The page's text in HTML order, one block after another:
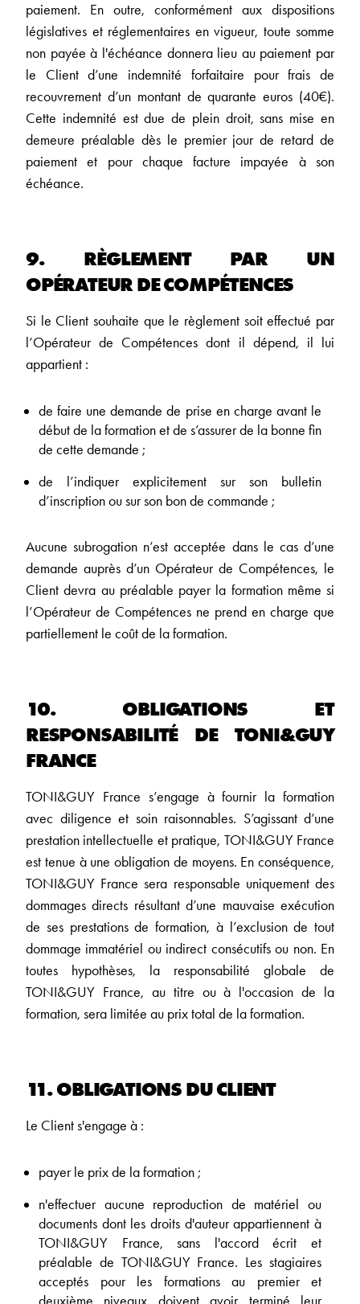
paiement. En outre, conformément aux dispositions
législatives et réglementaires en vigueur, toute somme
non payée à l'échéance donnera lieu au paiement par
le Client d’une indemnité forfaitaire pour frais de
recouvrement d’un montant de quarante euros (40€).
Cette indemnité est due de plein droit, sans mise en
demeure préalable dès le premier jour de retard de
paiement et pour chaque facture impayée à son
échéance.
9. RÈGLEMENT PAR UN
OPÉRATEUR DE COMPÉTENCES
Si le Client souhaite que le règlement soit effectué par
l’Opérateur de Compétences dont il dépend, il lui
appartient :
de faire une demande de prise en charge avant le
début de la formation et de s’assurer de la bonne fin
de cette demande ;
de l’indiquer explicitement sur son bulletin
d’inscription ou sur son bon de commande ;
Aucune subrogation n’est acceptée dans le cas d’une
demande auprès d’un Opérateur de Compétences, le
Client devra au préalable payer la formation même si
l’Opérateur de Compétences ne prend en charge que
partiellement le coût de la formation.
10. OBLIGATIONS ET
RESPONSABILITÉ DE TONI&GUY
FRANCE
TONI&GUY France s’engage à fournir la formation
avec diligence et soin raisonnables. S’agissant d’une
prestation intellectuelle et pratique, TONI&GUY France
est tenue à une obligation de moyens. En conséquence,
TONI&GUY France sera responsable uniquement des
dommages directs résultant d’une mauvaise exécution
de ses prestations de formation, à l’exclusion de tout
dommage immatériel ou indirect consécutifs ou non. En
toutes hypothèses, la responsabilité globale de
TONI&GUY France, au titre ou à l'occasion de la
formation, sera limitée au prix total de la formation.
11. OBLIGATIONS DU CLIENT
Le Client s'engage à :
payer le prix de la formation ;
n'effectuer aucune reproduction de matériel ou
documents dont les droits d'auteur appartiennent à
TONI&GUY France, sans l'accord écrit et
préalable de TONI&GUY France. Les stagiaires
acceptés pour les formations au premier et